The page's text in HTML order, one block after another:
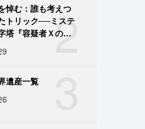
2
悼む：誰も考えつ
トリック──ミステ
塔『容疑者Ｘの献
遺産一覧